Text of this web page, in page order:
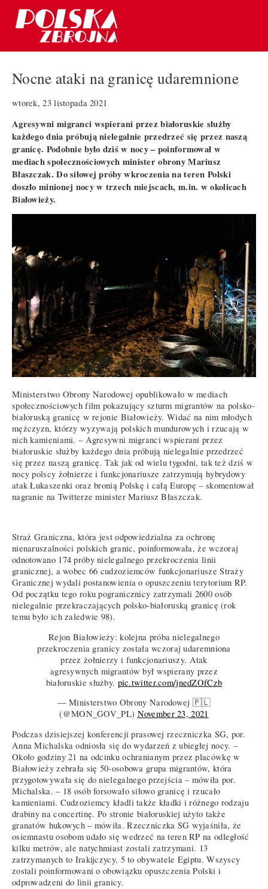
Nocne ataki na granicę udaremnione
wtorek, 23 listopada 2021
Agresywni migranci wspierani przez białoruskie służby
każdego dnia próbują nielegalnie przedrzeć się przez naszą
granicę. Podobnie było dziś w nocy – poinformował w
mediach społecznościowych minister obrony Mariusz
Błaszczak. Do siłowej próby wkroczenia na teren Polski
doszło minionej nocy w trzech miejscach, m.in. w okolicach
Białowieży.
Ministerstwo Obrony Narodowej opublikowało w mediach
społecznościowych film pokazujący szturm migrantów na polsko-
białoruską granicę w rejonie Białowieży. Widać na nim młodych
mężczyzn, którzy wyzywają polskich mundurowych i rzucają w
nich kamieniami. – Agresywni migranci wspierani przez
białoruskie służby każdego dnia próbują nielegalnie przedrzeć
się przez naszą granicę. Tak jak od wielu tygodni, tak też dziś w
nocy polscy żołnierze i funkcjonariusze zatrzymują hybrydowy
atak Łukaszenki oraz bronią Polskę i całą Europę – skomentował
nagranie na Twitterze minister Mariusz Błaszczak.
Straż Graniczna, która jest odpowiedzialna za ochronę
nienaruszalności polskich granic, poinformowała, że wczoraj
odnotowano 174 próby nielegalnego przekroczenia linii
granicznej, a wobec 66 cudzoziemców funkcjonariusze Straży
Granicznej wydali postanowienia o opuszczeniu terytorium RP.
Od początku tego roku pogranicznicy zatrzymali 2600 osób
nielegalnie przekraczających polsko-białoruską granicę (rok
temu było ich zaledwie 98).
Rejon Białowieży: kolejna próba nielegalnego
przekroczenia granicy została wczoraj udaremniona
przez żołnierzy i funkcjonariuszy. Atak
agresywnych migrantów był wspierany przez
białoruskie służby. pic.twitter.com/jnedZOfCzb
— Ministerstwo Obrony Narodowej 🇵🇱
(@MON_GOV_PL) November 23, 2021
Podczas dzisiejszej konferencji prasowej rzeczniczka SG, por.
Anna Michalska odniosła się do wydarzeń z ubiegłej nocy. –
Około godziny 21 na odcinku ochranianym przez placówkę w
Białowieży zebrała się 50-osobowa grupa migrantów, która
przygotowywała się do nielegalnego przejścia – mówiła por.
Michalska. – 18 osób forsowało siłowo granicę i rzucało
kamieniami. Cudzoziemcy kładli także kładki i różnego rodzaju
drabiny na concertinę. Po stronie białoruskiej użyto także
granatów hukowych – mówiła. Rzeczniczka SG wyjaśniła, że
osiemnastu osobom udało się wedrzeć na teren RP na odległość
kilku metrów, ale natychmiast zostali zatrzymani. 13
zatrzymanych to Irakijczycy, 5 to obywatele Egiptu. Wszyscy
zostali poinformowani o obowiązku opuszczenia Polski i
odprowadzeni do linii granicy.